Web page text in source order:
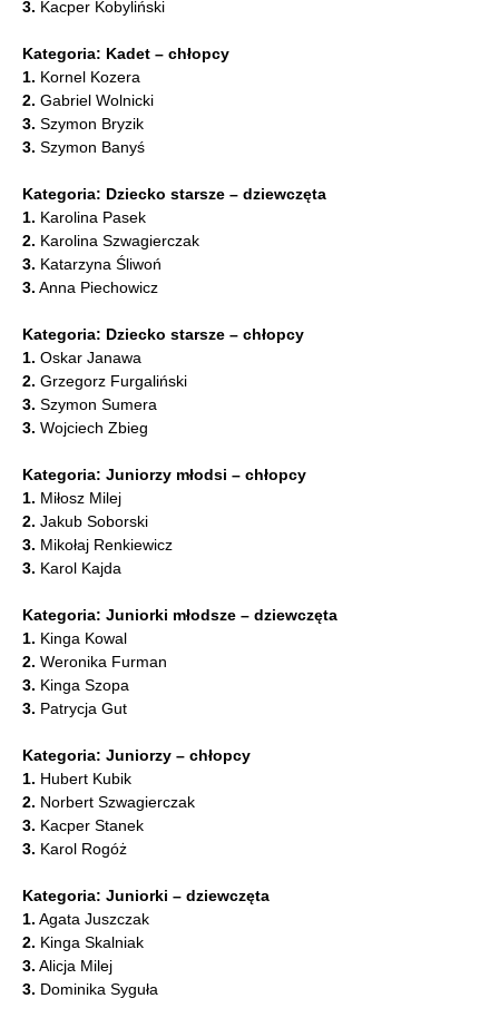
3. Kacper Kobyliński
Kategoria: Kadet – chłopcy
1. Kornel Kozera
2. Gabriel Wolnicki
3. Szymon Bryzik
3. Szymon Banyś
Kategoria: Dziecko starsze – dziewczęta
1. Karolina Pasek
2. Karolina Szwagierczak
3. Katarzyna Śliwoń
3. Anna Piechowicz
Kategoria: Dziecko starsze – chłopcy
1. Oskar Janawa
2. Grzegorz Furgaliński
3. Szymon Sumera
3. Wojciech Zbieg
Kategoria: Juniorzy młodsi – chłopcy
1. Miłosz Milej
2. Jakub Soborski
3. Mikołaj Renkiewicz
3. Karol Kajda
Kategoria: Juniorki młodsze – dziewczęta
1. Kinga Kowal
2. Weronika Furman
3. Kinga Szopa
3. Patrycja Gut
Kategoria: Juniorzy – chłopcy
1. Hubert Kubik
2. Norbert Szwagierczak
3. Kacper Stanek
3. Karol Rogóż
Kategoria: Juniorki – dziewczęta
1. Agata Juszczak
2. Kinga Skalniak
3. Alicja Milej
3. Dominika Syguła